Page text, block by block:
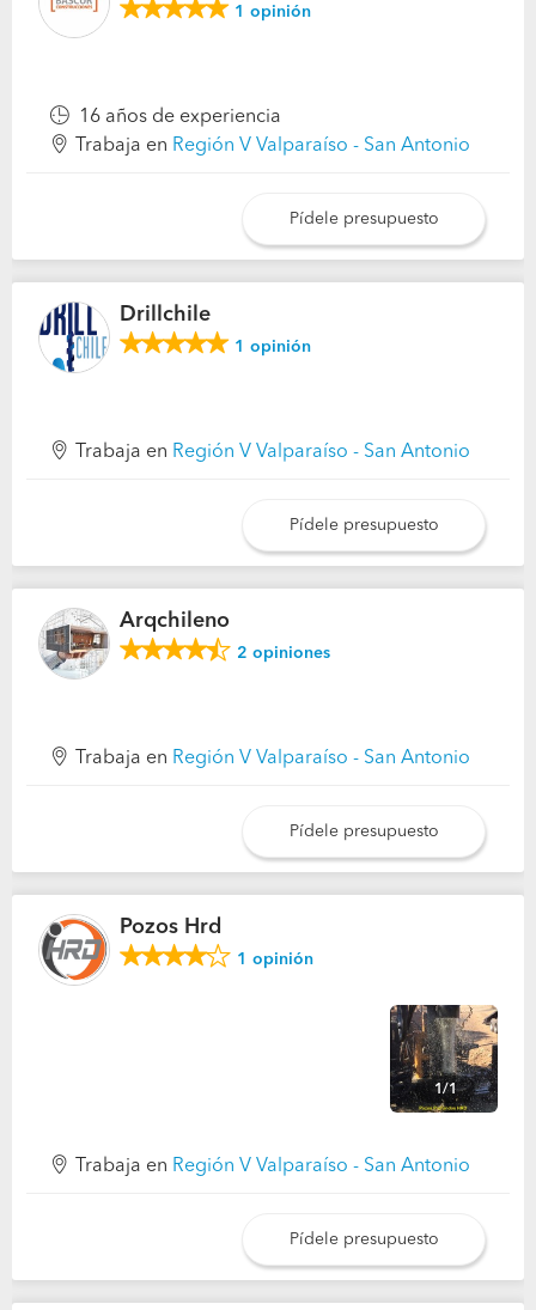
1 opinión
16 años de experiencia
Trabaja en Región V Valparaíso - San Antonio
Pídele presupuesto
Drillchile
1 opinión
Trabaja en Región V Valparaíso - San Antonio
Pídele presupuesto
Arqchileno
2 opiniones
Trabaja en Región V Valparaíso - San Antonio
Pídele presupuesto
Pozos Hrd
1 opinión
1/1
Trabaja en Región V Valparaíso - San Antonio
Pídele presupuesto